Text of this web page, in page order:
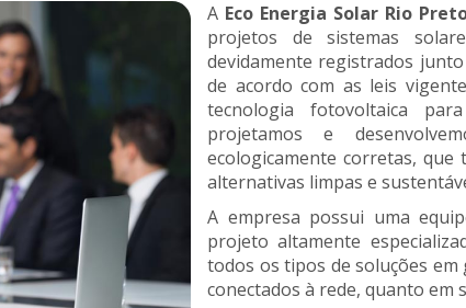
A Eco Energia Solar Rio
projetos de sistemas
devidamente registrados
de acordo com as leis
tecnologia fotovoltaica
projetamos e
ecologicamente corretas,
alternativas limpas e
A empresa possui uma
projeto altamente
todos os tipos de soluções
conectados à rede, quanto em